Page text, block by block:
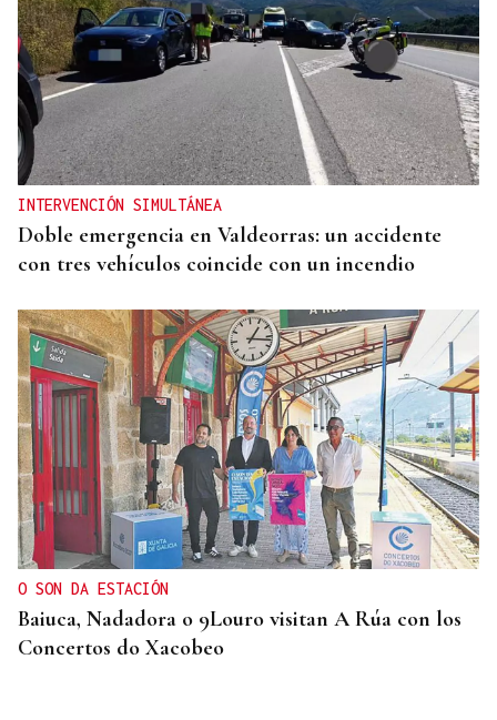
INTERVENCIÓN SIMULTÁNEA
Doble emergencia en Valdeorras: un accidente
con tres vehículos coincide con un incendio
O SON DA ESTACIÓN
Baiuca, Nadadora o 9Louro visitan A Rúa con los
Concertos do Xacobeo